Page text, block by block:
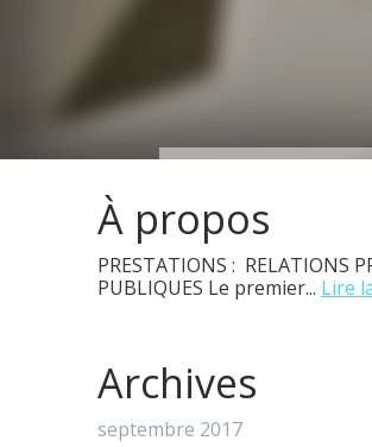
À propos
PRESTATIONS : RELATIONS
PUBLIQUES Le premier... Lire
Archives
septembre 2017